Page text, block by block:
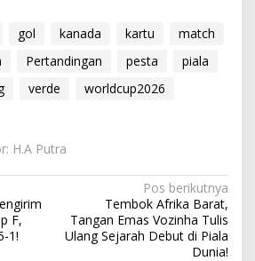
gol kanada kartu
match
Pertandingan pesta
piala
verde
worldcup2026
H.A Putra
F,
1!
Pos berikutnya
Tembok Afrika Barat,
Tangan Emas Vozinha Tulis
Ulang Sejarah Debut di Piala
Dunia!